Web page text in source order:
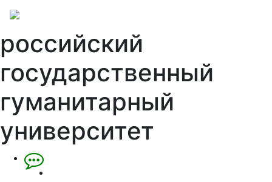
российский
государственный
гуманитарный
университет